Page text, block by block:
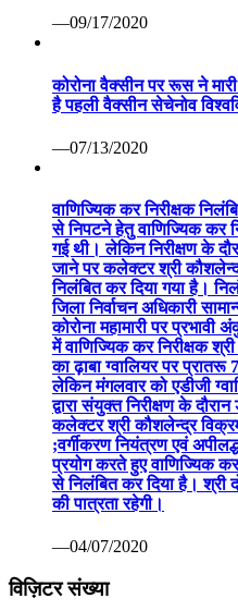
—09/17/2020
कोरोना वैक्सीन पर रूस ने
है पहली वैक्सीन सेचेनोव
—07/13/2020
वाणिज्यिक कर निरीक्षक
से निपटने हेतु वाणिज्यिक कर
गई थी। लेकिन निरीक्षण के
जाने पर कलेक्टर श्री
निलंबित कर दिया गया है।
जिला निर्वाचन अधिकारी
कोरोना महामारी पर
में वाणिज्यिक कर निरीक्षक
का ढ़ाबा ग्वालियर पर
लेकिन मंगलवार को एडीजी
द्वारा संयुक्त निरीक्षण के
कलेक्टर श्री कौशलेन्द्र
;वर्गीकरण नियंत्रण एवं
प्रयोग करते हुए वाणिज्यिक
से निलंबित कर दिया है। श्री
की पात्रता रहेगी।
—04/07/2020
विज़िटर संख्या